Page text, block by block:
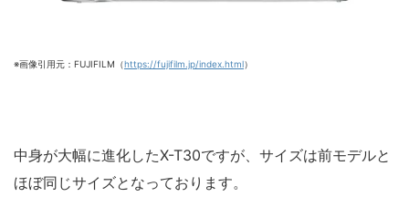
※画像引用元：FUJIFILM（https://fujifilm.jp/index.html）
中身が大幅に進化したX-T30ですが、サイズは前モデルと
ほぼ同じサイズとなっております。